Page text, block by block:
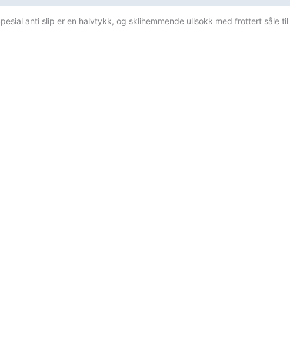
anti slip er en halvtykk, og sklihemmende ullsokk med frottert såle